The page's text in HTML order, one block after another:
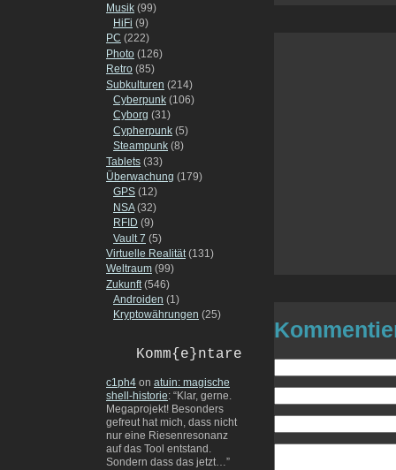
Musik (99)
HiFi (9)
PC (222)
Photo (126)
Retro (85)
Subkulturen (214)
Cyberpunk (106)
Cyborg (31)
Cypherpunk (5)
Steampunk (8)
Tablets (33)
Überwachung (179)
GPS (12)
NSA(32)
RFID (9)
Vault 7 (5)
Virtuelle Realität(131)
Weltraum (99)
Zukunft (546)
Androiden (1)
Kryptowährungen (25)
Komm{e}ntare
c1ph4 on atuin: magische
shell-historie: “Klar, gerne.
Megaprojekt! Besonders
gefreut hat mich, dass nicht
nur eine Riesenresonanz
auf das Tool entstand.
Sondern dass das jetzt…”